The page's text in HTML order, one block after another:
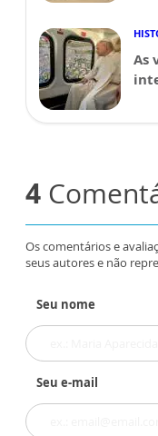
As
4
Os comentários e
seus autores e não
Seu nome
Seu e-mail